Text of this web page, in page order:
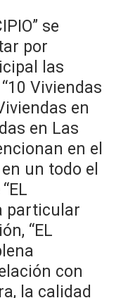
se
por
las
Viviendas
en
en Las
en el
un todo el
particular
“EL
con
la calidad